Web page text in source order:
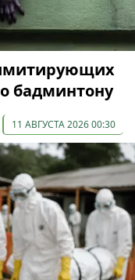
бадминтону
11 АВГУСТА 2026 00:30